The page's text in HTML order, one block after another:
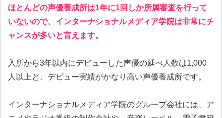
ほとんどの声優養成所は1年に1回しか所属審査を行って
いないので、インターナショナルメディア学院は非常にチ
ャンスが多いと言えます。
入所から3年以内にデビューした声優の延べ人数は1,000
人以上と、デビュー実績がかなり高い声優養成所です。
インターナショナルメディア学院のグループ会社には、ア